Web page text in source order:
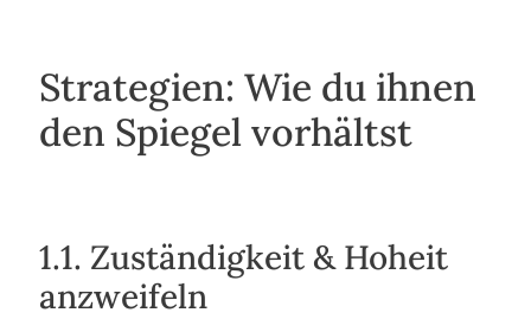
Strategien: Wie du ihnen
den Spiegel vorhältst
1.1. Zuständigkeit & Hoheit
anzweifeln